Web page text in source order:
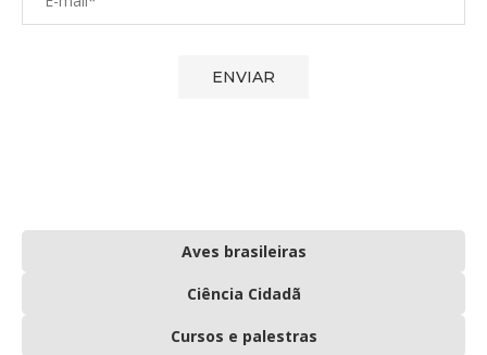
Aves brasileiras
Ciência Cidadã
Cursos e palestras